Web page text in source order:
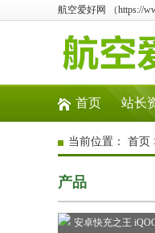
航空爱好网 （https://
首页 站长
当前位置： 首页
产品